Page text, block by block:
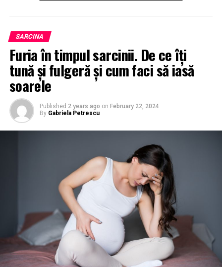
SARCINA
Furia în timpul sarcinii. De ce îți
tună și fulgeră și cum faci să iasă
soarele
Published 2 years ago on February 22, 2024
By Gabriela Petrescu